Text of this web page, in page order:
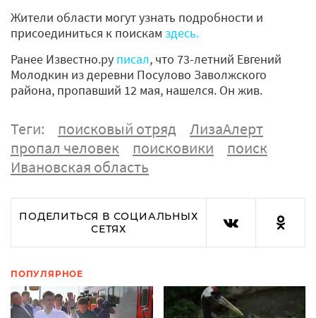
Жители области могут узнать подробности и
присоединиться к поискам здесь.
Ранее Известно.ру писал, что 73-летний Евгений
Молодкин из деревни Посулово Заволжского
района, пропавший 12 мая, нашелся. Он жив.
Теги: поисковый отряд
ЛизаАлерт
пропал человек
поисковики
поиск
Ивановская область
ПОДЕЛИТЬСЯ В СОЦИАЛЬНЫХ
СЕТЯХ
ПОПУЛЯРНОЕ